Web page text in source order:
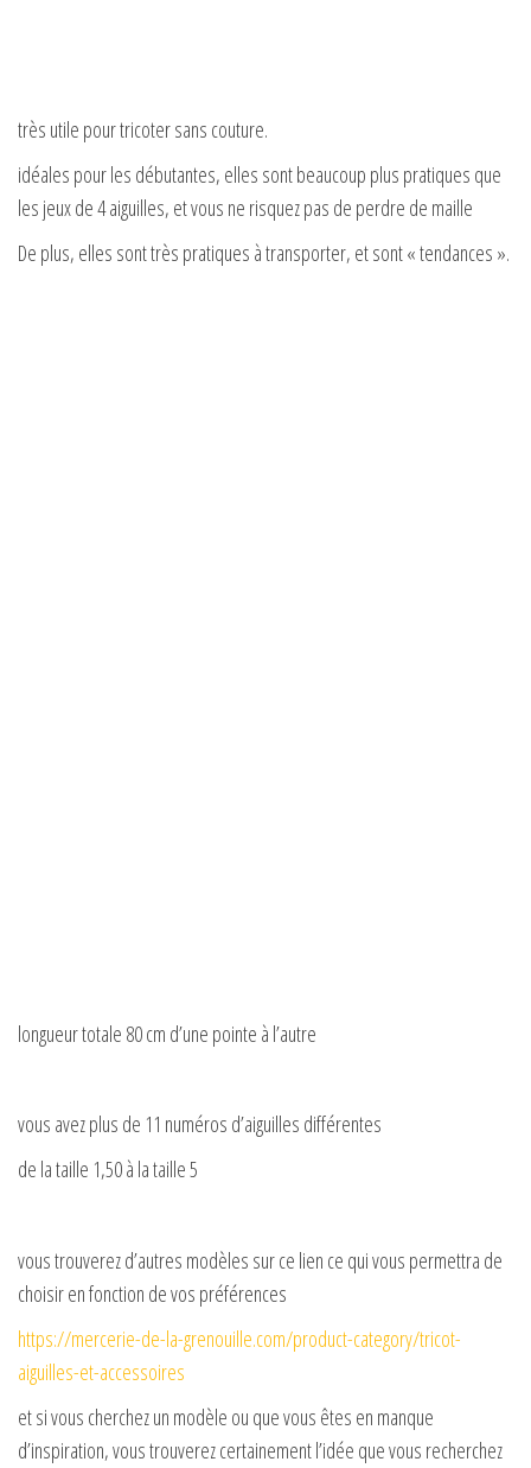
très utile pour tricoter sans couture.
idéales pour les débutantes, elles sont beaucoup plus pratiques que
les jeux de 4 aiguilles, et vous ne risquez pas de perdre de maille
De plus, elles sont très pratiques à transporter, et sont « tendances ».
longueur totale 80 cm d’une pointe à l’autre
vous avez plus de 11 numéros d’aiguilles différentes
de la taille 1,50 à la taille 5
vous trouverez d’autres modèles sur ce lien ce qui vous permettra de
choisir en fonction de vos préférences
https://mercerie-de-la-grenouille.com/product-category/tricot-
aiguilles-et-accessoires
et si vous cherchez un modèle ou que vous êtes en manque
d’inspiration, vous trouverez certainement l’idée que vous recherchez